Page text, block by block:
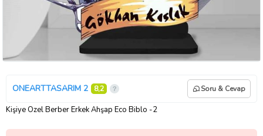
ONEARTTASARIM 2 8,2 Soru & Cevap
Kişiye Özel Berber Erkek Ahşap Eco Biblo -2